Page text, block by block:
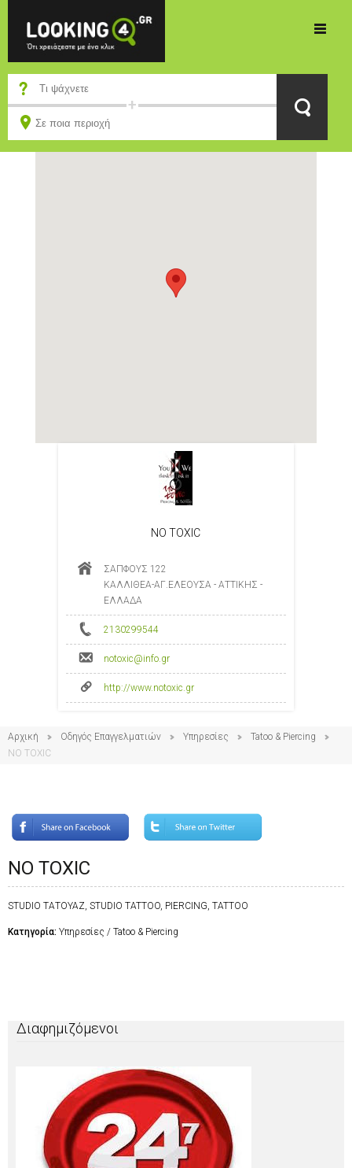
NO TOXIC
ΣΑΠΦΟΥΣ 122
ΚΑΛΛΙΘΕΑ-ΑΓ.ΕΛΕΟΥΣΑ - ΑΤΤΙΚΗΣ -
ΕΛΛΑΔΑ
2130299544
notoxic@info.gr
http://www.notoxic.gr
Αρχική Οδηγός Επαγγελματιών Υπηρεσίες
Tatoo & Piercing
NO TOXIC
NO TOXIC
STUDIO ΤΑΤΟΥΑΖ, STUDIO TATTOO, PIERCING, TATTOO
Κατηγορία: Υπηρεσίες / Tatoo & Piercing
Διαφημιζόμενοι